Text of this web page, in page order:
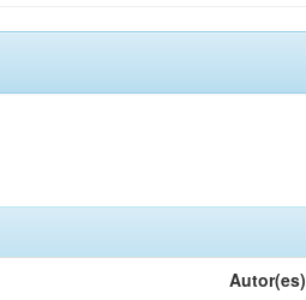
Autor(es)